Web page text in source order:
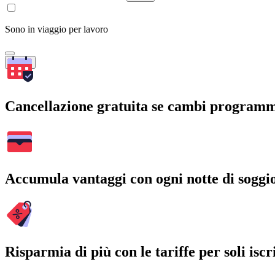
Sono in viaggio per lavoro
Cerca
Cancellazione gratuita se cambi
Accumula vantaggi con ogni notte di
Risparmia di più con le tariffe per soli